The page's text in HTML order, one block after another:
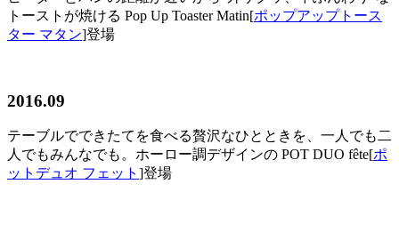
トーストが焼ける Pop Up Toaster Matin[ポップアップトース
ター マタン]登場
2016.09
テーブルでできたてを食べる贅沢なひとときを、一人でも二
人でもみんなでも。ホーロー調デザインの POT DUO fête[ポ
ットデュオ フェット ]登場